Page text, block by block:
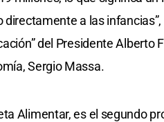
a las
del Presidente Alberto
Sergio Massa.
Alimentar, es el segundo